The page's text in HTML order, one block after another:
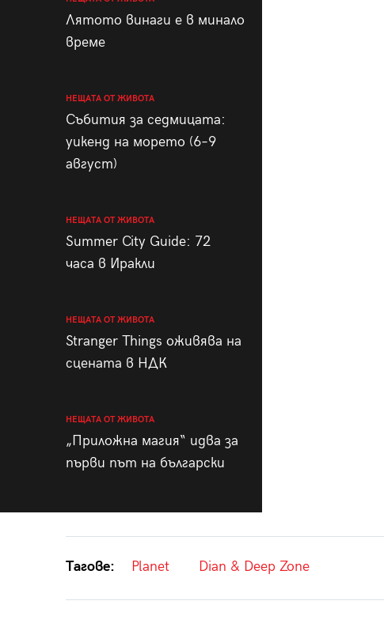
Лятото винаги е в минало
време
НЕЩАТА ОТ ЖИВОТА
Събития за седмицата:
уикенд на морето (6–9
август)
НЕЩАТА ОТ ЖИВОТА
Summer City Guide: 72
часа в Иракли
НЕЩАТА ОТ ЖИВОТА
Stranger Things оживява на
сцената в НДК
НЕЩАТА ОТ ЖИВОТА
„Приложна магия“ идва за
първи път на български
Тагове: Planet Dian & Deep Zone
28